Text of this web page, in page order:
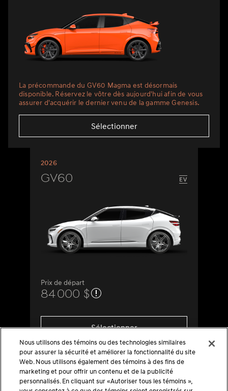
La précommande du GV60 Magma est désormais
disponible. Réservez le vôtre dès aujourd'hui afin de vous
assurer d'acquérir le dernier venu de la gamme Genesis.
Sélectionner
2026
GV60
Prix de départ
84 000 $
Sélectionner
Nous utilisons des témoins ou des technologies similaires
pour assurer la sécurité et améliorer la fonctionnalité du site
Web. Nous utilisons également des témoins à des fins de
marketing et pour offrir un contenu et de la publicité
personnalisés. En cliquant sur «Autoriser tous les témoins »,